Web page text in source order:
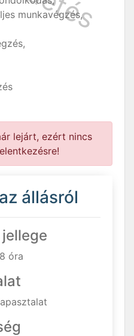
munkavégzés,
lejárt, ezért nincs
állásról
óra